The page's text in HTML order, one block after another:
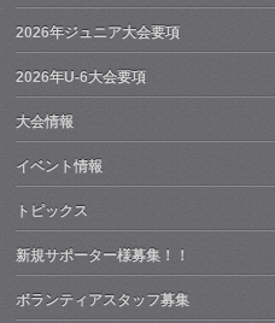
2026年ジュニア大会要項
2026年U-6大会要項
大会情報
イベント情報
トピックス
新規サポーター様募集！！
ボランティアスタッフ募集